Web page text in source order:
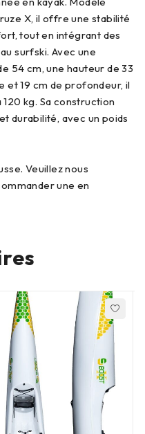
X, il offre une stabilité
tout en intégrant des
surfski. Avec une
54 cm, une hauteur de 33
et 19 cm de profondeur, il
kg. Sa construction
durabilité, avec un poids
Veuillez nous
une en